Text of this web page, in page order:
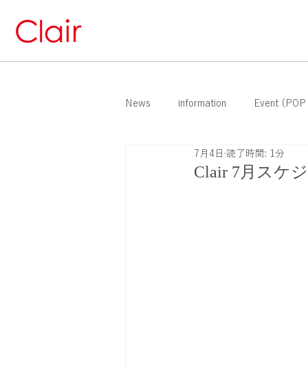
News information Event
Clair 7月スケ
7月4日 読了時間: 1分